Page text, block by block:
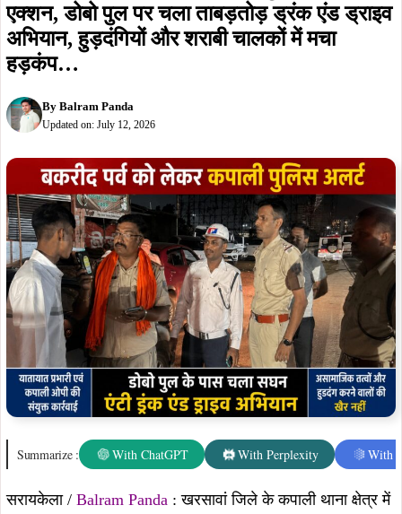
कपाली : बकरीद से पहले कपाली में पुलिस का बड़ा
एक्शन, डोबो पुल पर चला ताबड़तोड़ ड्रंक एंड ड्राइव
अभियान, हुड़दंगियों और शराबी चालकों में मचा
हड़कंप…
ByBalram Panda
Updated on:July 12, 2026